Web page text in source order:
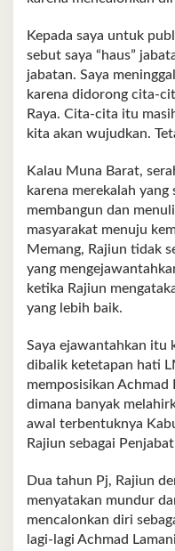
Kepada saya untuk
sebut saya “haus”
jabatan. Saya
karena didorong cita-
Raya. Cita-cita itu
kita akan wujudkan.
Kalau Muna Barat,
karena merekalah
membangun dan
masyarakat menuju
Memang, Rajiun tidak
yang
ketika Rajiun
yang lebih baik.
Saya ejawantahkan itu
dibalik ketetapan hati
memposisikan Achmad
dimana banyak
awal terbentuknya
Rajiun sebagai
Dua tahun Pj, Rajiun
menyatakan mundur
mencalonkan diri
lagi-lagi Achmad